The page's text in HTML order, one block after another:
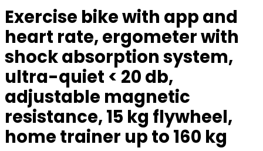
Exercise bike with app and
heart rate, ergometer with
shock absorption system,
ultra-quiet < 20 db,
adjustable magnetic
resistance, 15 kg flywheel,
home trainer up to 160 kg